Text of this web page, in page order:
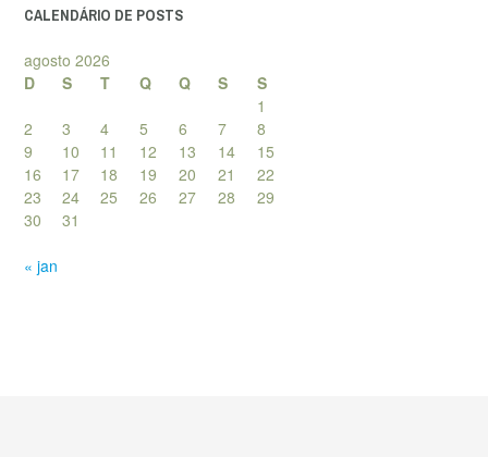
CALENDÁRIO DE POSTS
agosto 2026
D
S T Q Q S
S
1
2
3 4 5 6 7
8
9
10 11 12 13 14
15
16
17 18 19 20 21
22
23
24 25 26 27 28
29
30
31
« jan